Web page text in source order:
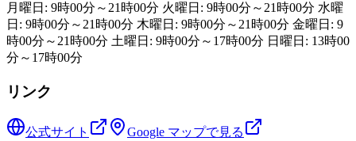
月曜日: 9時00分～21時00分 火曜日: 9時00分～21時00分 水曜
日: 9時00分～21時00分 木曜日: 9時00分～21時00分 金曜日: 9
時00分～21時00分 土曜日: 9時00分～17時00分 日曜日: 13時00
分～17時00分
リンク
公式サイト Google マップで見る